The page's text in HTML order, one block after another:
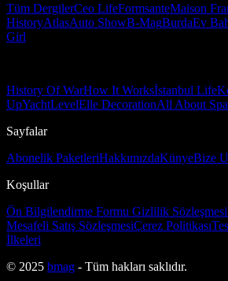
Tüm DergilerCeo LifeFormsanteMaison
HistoryAtlasAuto ShowB-MagBurdaEv
Girl
History Of WarHow It Worksİstanbul Life
UpYachtLevelElle DecorationAll About
Sayfalar
Abonelik PaketleriHakkımızdaKünyeBize
Koşullar
Ön Bilgilendirme Formu Gizlilik Sözleşmesi
Mesafeli Satış SözleşmesiÇerez Politikası
İlkeleri
© 2025 bmag - Tüm hakları saklıdır.